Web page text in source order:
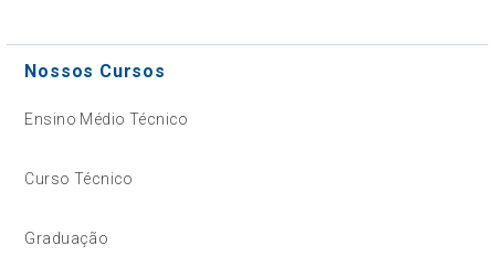
Nossos Cursos
Ensino Médio Técnico
Curso Técnico
Graduação